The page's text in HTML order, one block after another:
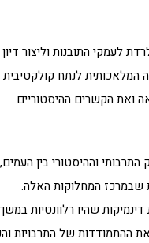
לעמקי התובנות וליצור דיון
המלאכותית לנתח
ואת הקשרים ההיסטוריים
וההיסטורי בין העמים,
שבמרכז המחלוקות האלה.
שהיו רלוונטיות במשך
ההתמודדות של התרבויות